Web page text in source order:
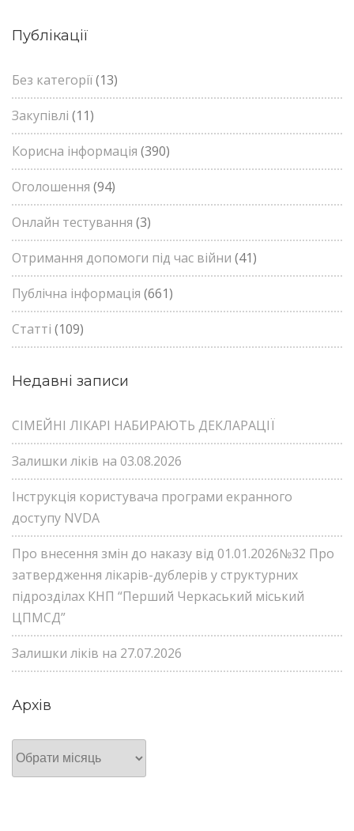
Публікації
Без категорії(13)
Закупівлі (11)
Корисна інформація (390)
Оголошення (94)
Онлайн тестування (3)
Отримання допомоги під час війни (41)
Публічна інформація (661)
Статті (109)
Недавні записи
СІМЕЙНІ ЛІКАРІ НАБИРАЮТЬ ДЕКЛАРАЦІЇ
Залишки ліків на 03.08.2026
Інструкція користувача програми екранного
доступу NVDA
Про внесення змін до наказу від 01.01.2026№32 Про
затвердження лікарів-дублерів у структурних
підрозділах КНП “Перший Черкаський міський
ЦПМСД”
Залишки ліків на 27.07.2026
Архів
Архів